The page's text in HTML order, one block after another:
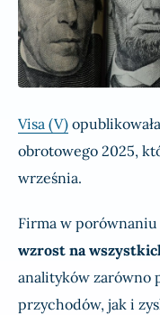
Visa (V)
obrotowego 2025,
września.
Firma w porównaniu
wzrost na
analityków zarówno
przychodów, jak i